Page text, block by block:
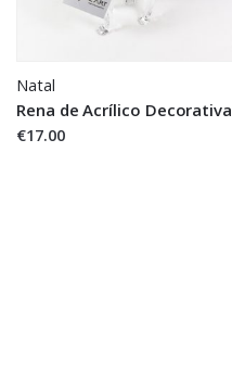
Natal
Rena de Acrílico Decorativa
€17.00